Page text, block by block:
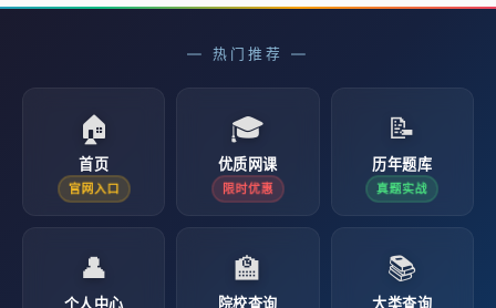
— 热门推荐 —
🏠
首页
官网入口
🎓
优质网课
限时优惠
📝
历年题库
真题实战
👤
个人中心
🏫
院校查询
📚
大类查询